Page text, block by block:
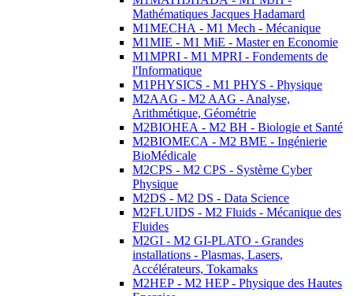
Mathématiques Jacques Hadamard
M1MECHA - M1 Mech - Mécanique
M1MIE - M1 MiE - Master en Economie
M1MPRI - M1 MPRI - Fondements de
l'Informatique
M1PHYSICS - M1 PHYS - Physique
M2AAG - M2 AAG - Analyse,
Arithmétique, Géométrie
M2BIOHEA - M2 BH - Biologie et Santé
M2BIOMECA - M2 BME - Ingénierie
BioMédicale
M2CPS - M2 CPS - Système Cyber
Physique
M2DS - M2 DS - Data Science
M2FLUIDS - M2 Fluids - Mécanique des
Fluides
M2GI - M2 GI-PLATO - Grandes
installations - Plasmas, Lasers,
Accélérateurs, Tokamaks
M2HEP - M2 HEP - Physique des Hautes